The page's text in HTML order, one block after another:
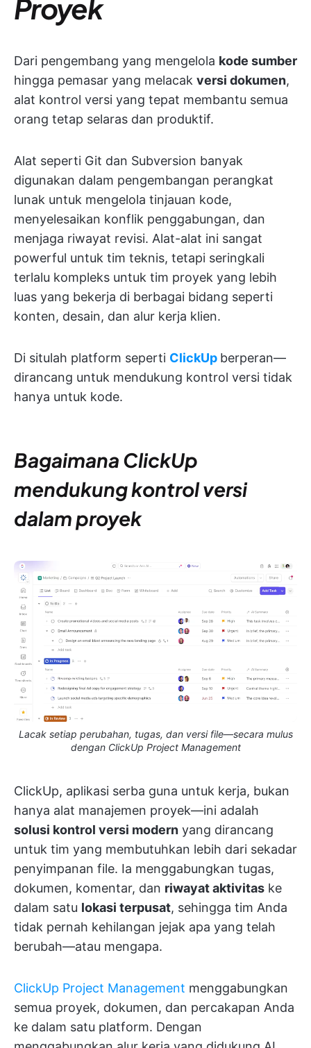
Proyek
Dari pengembang yang mengelola kode sumber
hingga pemasar yang melacak versi dokumen,
alat kontrol versi yang tepat membantu semua
orang tetap selaras dan produktif.
Alat seperti Git dan Subversion banyak
digunakan dalam pengembangan perangkat
lunak untuk mengelola tinjauan kode,
menyelesaikan konflik penggabungan, dan
menjaga riwayat revisi. Alat-alat ini sangat
powerful untuk tim teknis, tetapi seringkali
terlalu kompleks untuk tim proyek yang lebih
luas yang bekerja di berbagai bidang seperti
konten, desain, dan alur kerja klien.
Di situlah platform seperti ClickUp berperan—
dirancang untuk mendukung kontrol versi tidak
hanya untuk kode.
Bagaimana ClickUp
mendukung kontrol versi
dalam proyek
Lacak setiap perubahan, tugas, dan versi file—secara mulus
dengan ClickUp Project Management
ClickUp, aplikasi serba guna untuk kerja, bukan
hanya alat manajemen proyek—ini adalah
solusi kontrol versi modern yang dirancang
untuk tim yang membutuhkan lebih dari sekadar
penyimpanan file. Ia menggabungkan tugas,
dokumen, komentar, dan riwayat aktivitas ke
dalam satu lokasi terpusat, sehingga tim Anda
tidak pernah kehilangan jejak apa yang telah
berubah—atau mengapa.
ClickUp Project Management menggabungkan
semua proyek, dokumen, dan percakapan Anda
ke dalam satu platform. Dengan